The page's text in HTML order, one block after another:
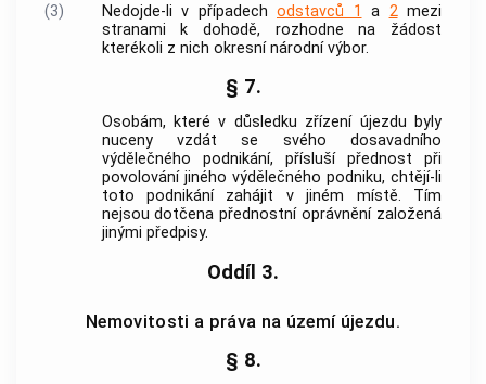
(3)
Nedojde-li v případech odstavců 1 a 2mezi
stranami k dohodě, rozhodne na žádost
kterékoli z nich okresní národní výbor.
§ 7.
Osobám, které v důsledku zřízení újezdu byly
nuceny vzdát se svého dosavadního
výdělečného podnikání, přísluší přednost při
povolování jiného výdělečného podniku, chtějí-li
toto podnikání zahájit v jiném místě. Tím
nejsou dotčena přednostní oprávnění založená
jinými předpisy.
Oddíl 3.
Nemovitosti a práva na území újezdu.
§ 8.